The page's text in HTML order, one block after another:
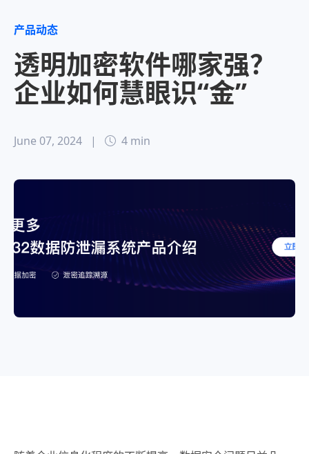
产品动态
透明加密软件哪家强？
企业如何慧眼识“金”
June 07, 2024 | 4 min